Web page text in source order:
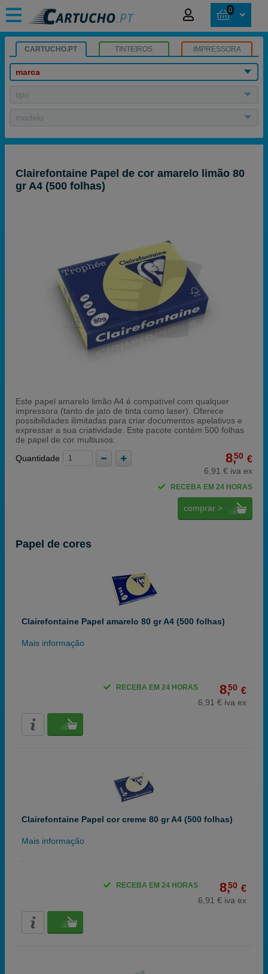
0
CARTUCHO.PT TINTEIROS IMPRESSORA
marca
tipo
modelo
Clairefontaine Papel de cor amarelo limão 80
gr A4 (500 folhas)
Este papel amarelo limão A4 é compatível com qualquer
impressora (tanto de jato de tinta como laser). Oferece
possibilidades ilimitadas para criar documentos apelativos e
expressar a sua criatividade. Este pacote contém 500 folhas
de papel de cor multiusos.
Quantidade
8,50 €
6,91 € iva ex
RECEBA EM 24 HORAS
comprar >
Papel de cores
Clairefontaine Papel amarelo 80 gr A4 (500 folhas)
Mais informação
8,50 €
6,91 € iva ex
RECEBA EM 24 HORAS
Clairefontaine Papel cor creme 80 gr A4 (500 folhas)
Mais informação
8,50 €
6,91 € iva ex
RECEBA EM 24 HORAS